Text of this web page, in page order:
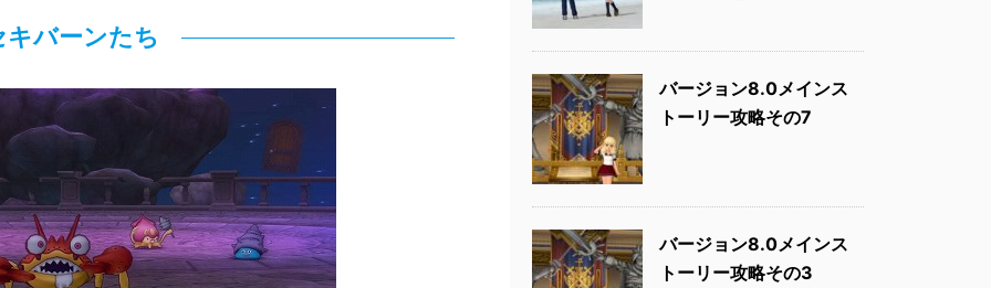
キバーンたち
バージョン8.0メインス
トーリー攻略その7
バージョン8.0メインス
トーリー攻略その3